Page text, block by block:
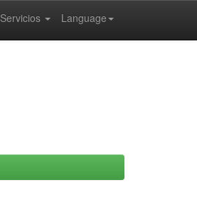
Language
Servicios